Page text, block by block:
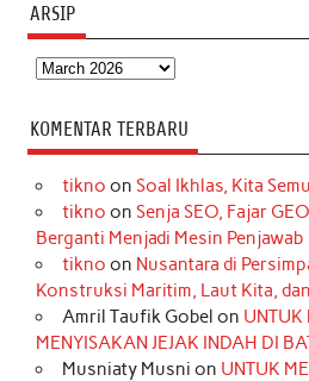
ARSIP
Arsip
KOMENTAR TERBARU
tikno on Soal Ikhlas, Kita
tikno on Senja SEO, Fajar
Berganti Menjadi Mesin Penjawab
tikno on Nusantara di
Konstruksi Maritim, Laut Kita,
Amril Taufik Gobel on UNTUK
MENYISAKAN JEJAK INDAH DI
Musniaty Musni on UNTUK